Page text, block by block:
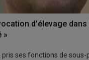
d'élevage
»
pris ses fonctions de